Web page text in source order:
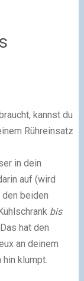
kannst du
Rühreinsatz
in dein
auf (wird
beiden
bis
hat den
an deinem
klumpt.